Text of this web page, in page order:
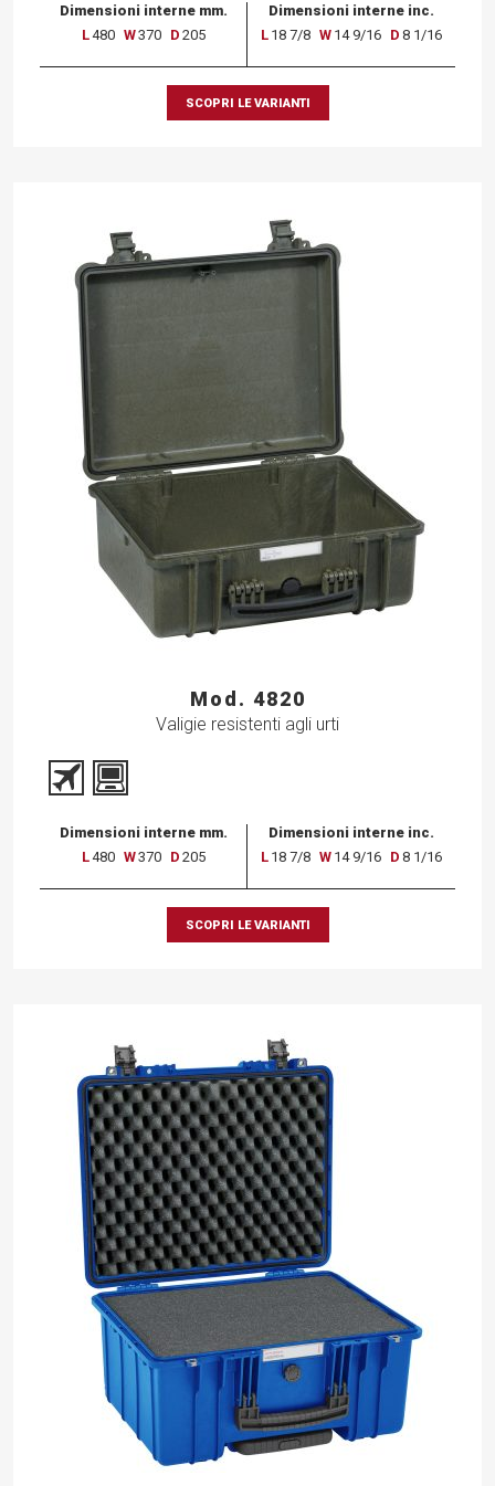
Dimensioni interne mm.
L480 W370 D 205
Dimensioni interne inc.
L 18 7/8 W 14 9/16 D 8 1/16
SCOPRI LE VARIANTI
Mod. 4820
Valigie resistenti agli urti
Dimensioni interne mm.
L480 W370 D 205
Dimensioni interne inc.
L 18 7/8 W 14 9/16 D 8 1/16
SCOPRI LE VARIANTI